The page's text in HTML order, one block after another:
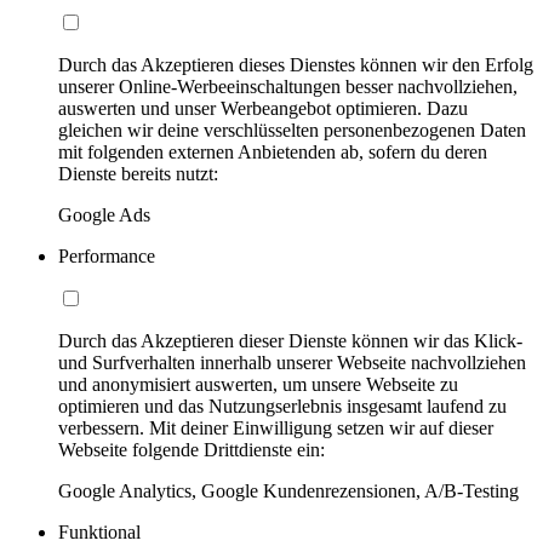
Durch das Akzeptieren dieses Dienstes können wir den Erfolg
unserer Online-Werbeeinschaltungen besser nachvollziehen,
auswerten und unser Werbeangebot optimieren. Dazu
gleichen wir deine verschlüsselten personenbezogenen Daten
mit folgenden externen Anbietenden ab, sofern du deren
Dienste bereits nutzt:
Google Ads
Performance
Durch das Akzeptieren dieser Dienste können wir das Klick-
und Surfverhalten innerhalb unserer Webseite nachvollziehen
und anonymisiert auswerten, um unsere Webseite zu
optimieren und das Nutzungserlebnis insgesamt laufend zu
verbessern. Mit deiner Einwilligung setzen wir auf dieser
Webseite folgende Drittdienste ein:
Google Analytics, Google Kundenrezensionen, A/B-Testing
Funktional